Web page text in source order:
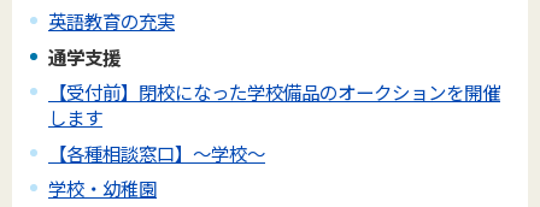
英語教育の充実
通学支援
【受付前】閉校になった学校備品のオークションを開催
します
【各種相談窓口】～学校～
学校・幼稚園